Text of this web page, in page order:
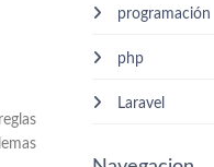
programación
php
Laravel